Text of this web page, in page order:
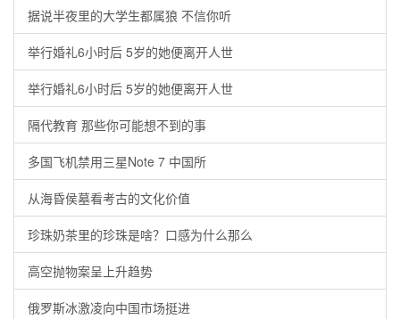
据说半夜里的大学生都属狼 不信你听
举行婚礼6小时后 5岁的她便离开人世
举行婚礼6小时后 5岁的她便离开人世
隔代教育 那些你可能想不到的事
多国飞机禁用三星Note 7 中国所
从海昏侯墓看考古的文化价值
珍珠奶茶里的珍珠是啥？口感为什么那么
高空抛物案呈上升趋势
俄罗斯冰激凌向中国市场挺进